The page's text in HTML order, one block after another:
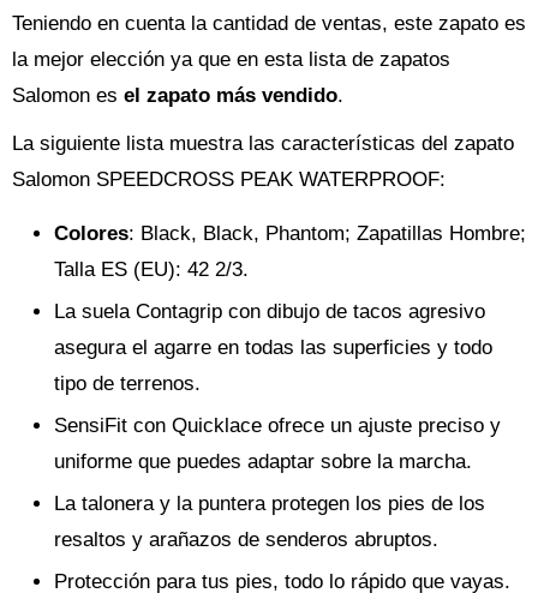
Teniendo en cuenta la cantidad de ventas, este zapato es
la mejor elección ya que en esta lista de zapatos
Salomon es el zapato más vendido.
La siguiente lista muestra las características del zapato
Salomon SPEEDCROSS PEAK WATERPROOF:
Colores: Black, Black, Phantom; Zapatillas Hombre;
Talla ES (EU): 42 2/3.
La suela Contagrip con dibujo de tacos agresivo
asegura el agarre en todas las superficies y todo
tipo de terrenos.
SensiFit con Quicklace ofrece un ajuste preciso y
uniforme que puedes adaptar sobre la marcha.
La talonera y la puntera protegen los pies de los
resaltos y arañazos de senderos abruptos.
Protección para tus pies, todo lo rápido que vayas.